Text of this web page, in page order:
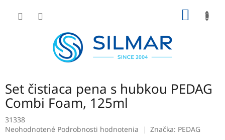
Set čistiaca pena s hubkou PEDAG
Combi Foam, 125ml
31338
Priemerné
Neohodnotené Podrobnosti hodnotenia Značka: PEDAG